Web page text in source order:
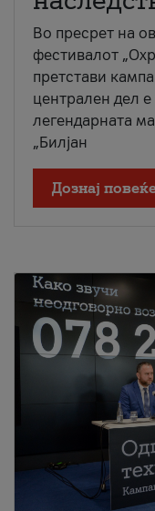
Во пресрет на
фестивалот
претстави
централен дел е
легендарната
„Билјан
Дознај